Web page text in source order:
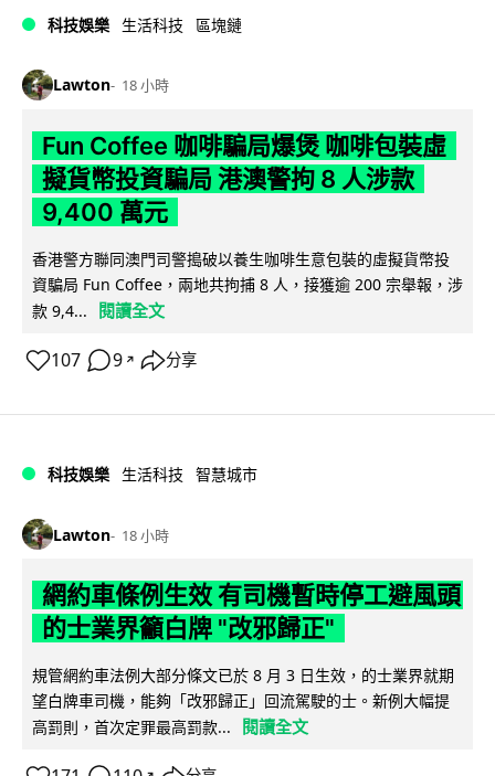
科技娛樂 生活科技 區塊鏈
Lawton 18 小時
Fun Coffee 咖啡騙局爆煲 咖啡包裝虛
擬貨幣投資騙局 港澳警拘 8 人涉款
9,400 萬元
香港警方聯同澳門司警搗破以養生咖啡生意包裝的虛擬貨幣投
資騙局 Fun Coffee，兩地共拘捕 8 人，接獲逾 200 宗舉報，涉
款 9,4...
閱讀全文
107 9 ↗ 分享
科技娛樂 生活科技 智慧城市
Lawton 18 小時
網約車條例生效 有司機暫時停工避風頭
的士業界籲白牌 "改邪歸正"
規管網約車法例大部分條文已於 8 月 3 日生效，的士業界就期
望白牌車司機，能夠「改邪歸正」回流駕駛的士。新例大幅提
高罰則，首次定罪最高罰款...
閱讀全文